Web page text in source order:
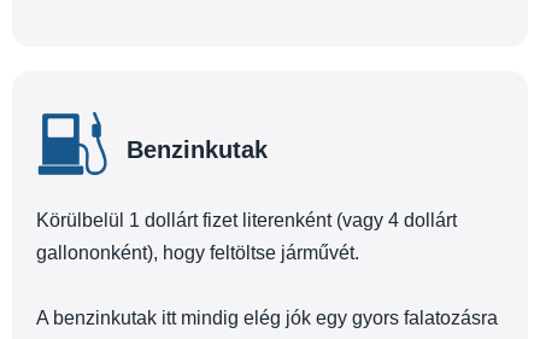
Benzinkutak
Körülbelül 1 dollárt fizet literenként (vagy 4 dollárt
gallononként), hogy feltöltse járművét.
A benzinkutak itt mindig elég jók egy gyors falatozásra